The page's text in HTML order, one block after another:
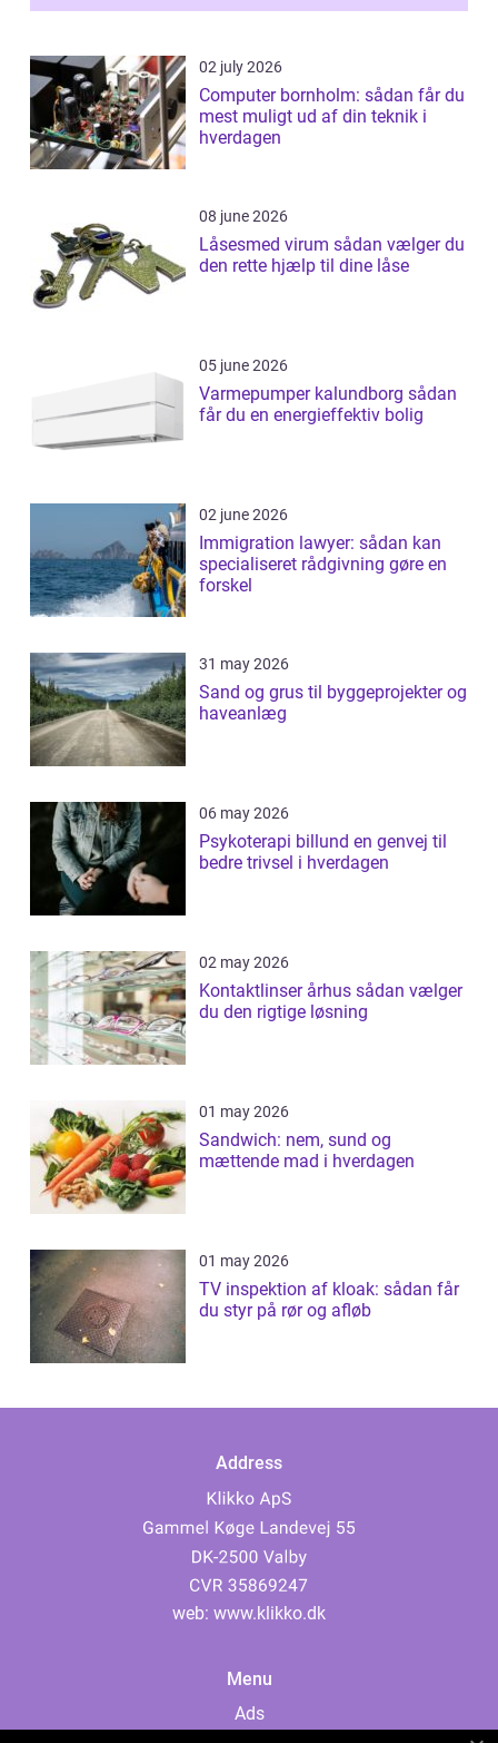
02 july 2026
Computer bornholm: sådan får du
mest muligt ud af din teknik i
hverdagen
08 june 2026
Låsesmed virum sådan vælger du
den rette hjælp til dine låse
05 june 2026
Varmepumper kalundborg sådan
får du en energieffektiv bolig
02 june 2026
Immigration lawyer: sådan kan
specialiseret rådgivning gøre en
forskel
31 may 2026
Sand og grus til byggeprojekter og
haveanlæg
06 may 2026
Psykoterapi billund en genvej til
bedre trivsel i hverdagen
02 may 2026
Kontaktlinser århus sådan vælger
du den rigtige løsning
01 may 2026
Sandwich: nem, sund og
mættende mad i hverdagen
01 may 2026
TV inspektion af kloak: sådan får
du styr på rør og afløb
Address
web: www.klikko.dk
Menu
Ads